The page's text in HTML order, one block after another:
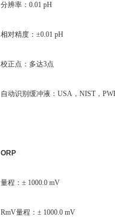
分辨率：0.01 pH
相对精度：±0.01 pH
校正点：多达3点
自动识别缓冲液：USA，NIST，
ORP
量程：± 1000.0 mV
RmV量程：± 1000.0 mV